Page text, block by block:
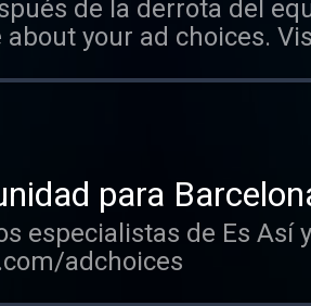
de la derrota del
your ad choices.
para
especialistas de Es Así
adchoices